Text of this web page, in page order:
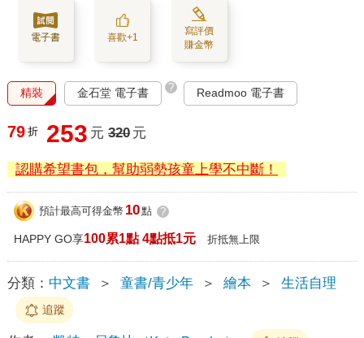
電子書 喜歡+1
寫評價
賺金幣
精裝 金石堂 電子書 ? Readmoo 電子書
79 折 253 元 320 元
認購希望書包，幫助弱勢孩童上學不中斷！
預計最高可得金幣 10點 ?
HAPPY GO享100累1點 4點抵1元 折抵無上限
分類： 中文書 ＞ 童書/青少年 ＞ 繪本 ＞ 生活自理
追蹤